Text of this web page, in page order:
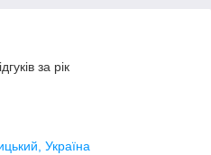
за рік
Україна